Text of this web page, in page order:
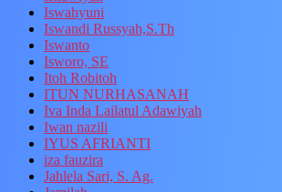
Iswahyuni
Iswandi Russyah,S.Th
Iswanto
Isworo, SE
Itoh Robitoh
ITUN NURHASANAH
Iva Inda Lailatul Adawiyah
Iwan nazili
IYUS AFRIANTI
iza fauzira
Jahlela Sari, S. Ag.